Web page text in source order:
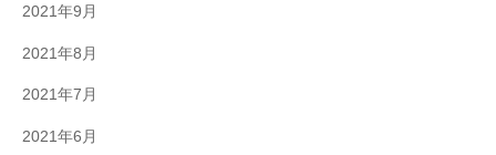
2021年9月
2021年8月
2021年7月
2021年6月